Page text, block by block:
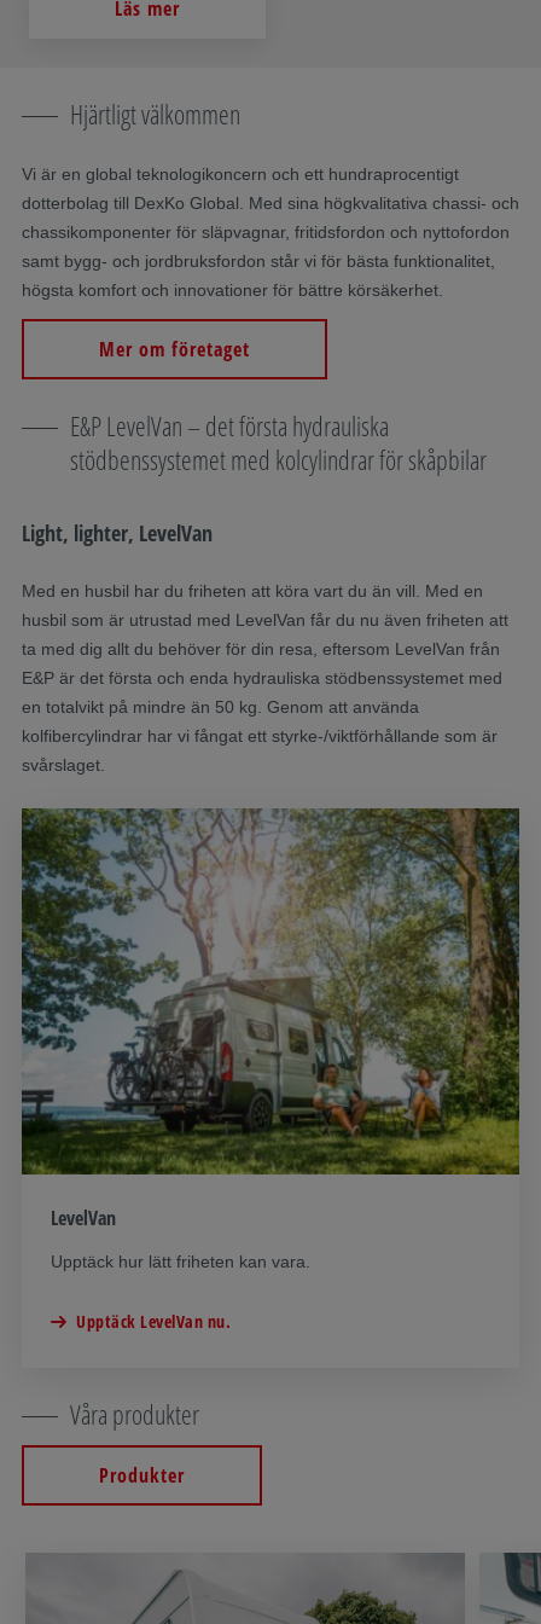
Läs mer
Hjärtligt välkommen
Vi är en global teknologikoncern och ett hundraprocentigt
dotterbolag till DexKo Global. Med sina högkvalitativa chassi- och
chassikomponenter för släpvagnar, fritidsfordon och nyttofordon
samt bygg- och jordbruksfordon står vi för bästa funktionalitet,
högsta komfort och innovationer för bättre körsäkerhet.
Mer om företaget
E&P LevelVan – det första hydrauliska
stödbenssystemet med kolcylindrar för skåpbilar
Light, lighter, LevelVan
Med en husbil har du friheten att köra vart du än vill. Med en
husbil som är utrustad med LevelVan får du nu även friheten att
ta med dig allt du behöver för din resa, eftersom LevelVan från
E&P är det första och enda hydrauliska stödbenssystemet med
en totalvikt på mindre än 50 kg. Genom att använda
kolfibercylindrar har vi fångat ett styrke-/viktförhållande som är
svårslaget.
LevelVan
Upptäck hur lätt friheten kan vara.
Upptäck LevelVan nu.
Våra produkter
Produkter